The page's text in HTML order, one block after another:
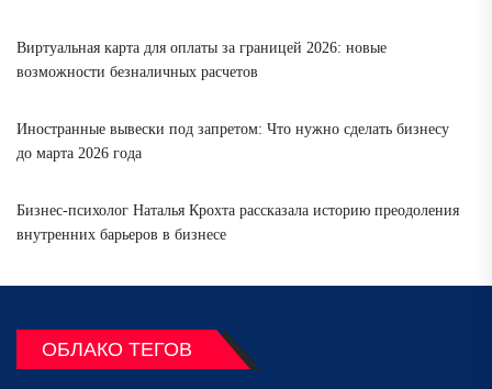
Виртуальная карта для оплаты за границей 2026: новые
возможности безналичных расчетов
Иностранные вывески под запретом: Что нужно сделать бизнесу
до марта 2026 года
Бизнес-психолог Наталья Крохта рассказала историю преодоления
внутренних барьеров в бизнесе
ОБЛАКО ТЕГОВ